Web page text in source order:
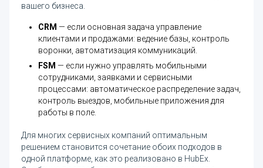
вашего бизнеса.
CRM — если основная задача управление
клиентами и продажами: ведение базы, контроль
воронки, автоматизация коммуникаций.
FSM — если нужно управлять мобильными
сотрудниками, заявками и сервисными
процессами: автоматическое распределение задач,
контроль выездов, мобильные приложения для
работы в поле.
Для многих сервисных компаний оптимальным
решением становится сочетание обоих подходов в
одной платформе, как это реализовано в HubEx.